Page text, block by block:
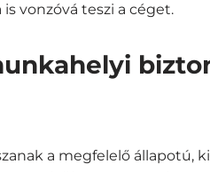
vonzóvá teszi a céget.
a megfelelő állapotú,